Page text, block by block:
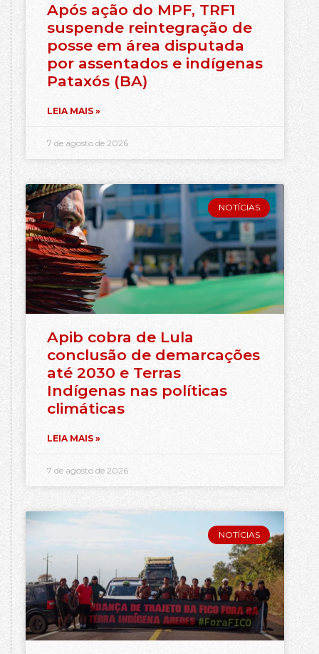
Após ação do MPF, TRF1
suspende reintegração de
posse em área disputada
por assentados e indígenas
Pataxós (BA)
LEIA MAIS »
7 de agosto de 2026
NOTÍCIAS
Apib cobra de Lula
conclusão de demarcações
até 2030 e Terras
Indígenas nas políticas
climáticas
LEIA MAIS »
7 de agosto de 2026
NOTÍCIAS